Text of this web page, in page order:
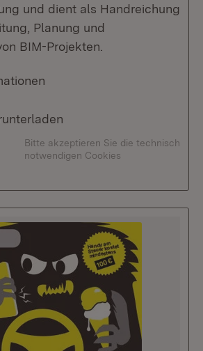
und dient als Handreichung
Planung und
BIM-Projekten.
Bitte akzeptieren Sie die technisch
notwendigen Cookies